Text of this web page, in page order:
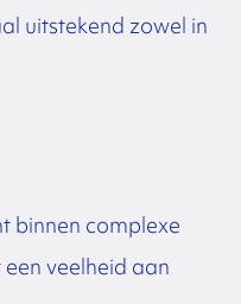
uitstekend zowel in
binnen complexe
veelheid aan